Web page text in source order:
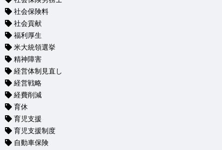
社会保険料
社会貢献
福利厚生
米大統領選挙
精神障害
経営体制見直し
経営戦略
経費削減
育休
育児支援
育児支援制度
自動車保険